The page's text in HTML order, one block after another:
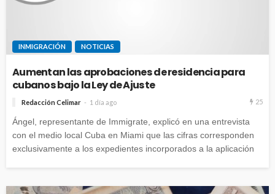
INMIGRACIÓN NOTICIAS
Aumentan las aprobaciones de residencia para
cubanos bajo la Ley de Ajuste
Redacción Celimar 1 día ago 25
Ángel, representante de Immigrate, explicó en una entrevista
con el medio local Cuba en Miami que las cifras corresponden
exclusivamente a los expedientes incorporados a la aplicación